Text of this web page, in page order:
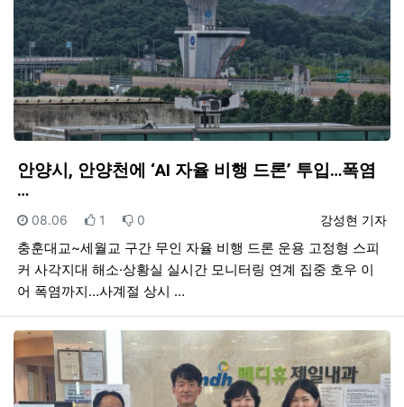
안양시, 안양천에 ‘AI 자율 비행 드론’ 투입…폭염
…
등록자
강성현 기자
등록일
08.06 추천
1 비추천
0
충훈대교~세월교 구간 무인 자율 비행 드론 운용 고정형 스피
커 사각지대 해소·상황실 실시간 모니터링 연계 집중 호우 이
어 폭염까지…사계절 상시 …